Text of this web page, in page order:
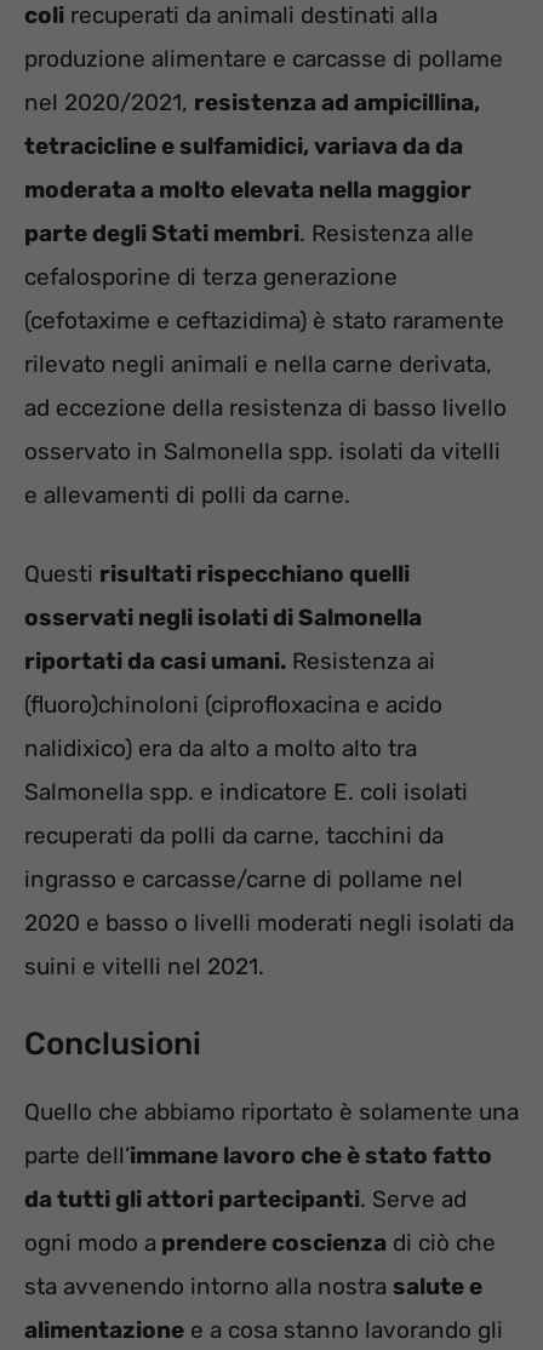
coli recuperati da animali destinati alla
produzione alimentare e carcasse di pollame
nel 2020/2021, resistenza ad ampicillina,
tetracicline e sulfamidici, variava da da
moderata a molto elevata nella maggior
parte degli Stati membri. Resistenza alle
cefalosporine di terza generazione
(cefotaxime e ceftazidima) è stato raramente
rilevato negli animali e nella carne derivata,
ad eccezione della resistenza di basso livello
osservato in Salmonella spp. isolati da vitelli
e allevamenti di polli da carne.
Questi risultati rispecchiano quelli
osservati negli isolati di Salmonella
riportati da casi umani. Resistenza ai
(fluoro)chinoloni (ciprofloxacina e acido
nalidixico) era da alto a molto alto tra
Salmonella spp. e indicatore E. coli isolati
recuperati da polli da carne, tacchini da
ingrasso e carcasse/carne di pollame nel
2020 e basso o livelli moderati negli isolati da
suini e vitelli nel 2021.
Conclusioni
Quello che abbiamo riportato è solamente una
parte dell’immane lavoro che è stato fatto
da tutti gli attori partecipanti. Serve ad
ogni modo a prendere coscienza di ciò che
sta avvenendo intorno alla nostra salute e
alimentazione e a cosa stanno lavorando gli